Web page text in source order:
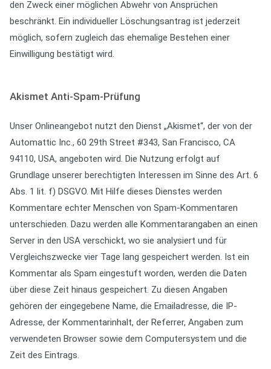
den Zweck einer möglichen Abwehr von Ansprüchen
beschränkt. Ein individueller Löschungsantrag ist jederzeit
möglich, sofern zugleich das ehemalige Bestehen einer
Einwilligung bestätigt wird.
Akismet Anti-Spam-Prüfung
Unser Onlineangebot nutzt den Dienst „Akismet“, der von der
Automattic Inc., 60 29th Street #343, San Francisco, CA
94110, USA, angeboten wird. Die Nutzung erfolgt auf
Grundlage unserer berechtigten Interessen im Sinne des Art. 6
Abs. 1 lit. f) DSGVO. Mit Hilfe dieses Dienstes werden
Kommentare echter Menschen von Spam-Kommentaren
unterschieden. Dazu werden alle Kommentarangaben an einen
Server in den USA verschickt, wo sie analysiert und für
Vergleichszwecke vier Tage lang gespeichert werden. Ist ein
Kommentar als Spam eingestuft worden, werden die Daten
über diese Zeit hinaus gespeichert. Zu diesen Angaben
gehören der eingegebene Name, die Emailadresse, die IP-
Adresse, der Kommentarinhalt, der Referrer, Angaben zum
verwendeten Browser sowie dem Computersystem und die
Zeit des Eintrags.